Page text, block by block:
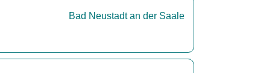
Bad Neustadt an der Saale